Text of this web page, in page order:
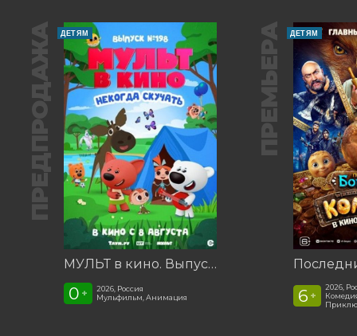
ПРЕДПРОДАЖА ДЕТЯМ
МУЛЬТ в кино. Выпуск №198. Некогда скучать
0 +
2026, Россия
Мульфильм, Анимация
ПРЕМЬЕРА ДЕТЯМ
6 +
2026,